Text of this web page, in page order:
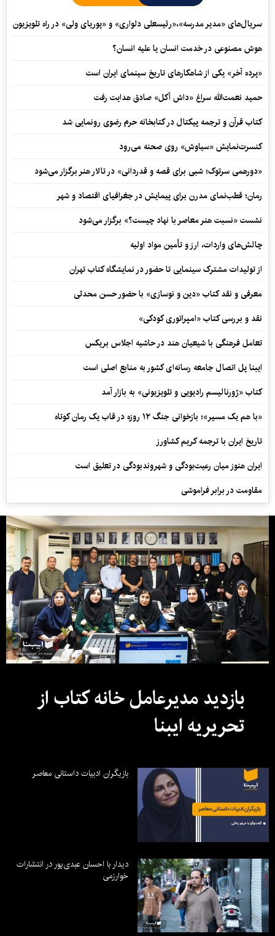
سریال‌های «مدیر مدرسه»،«رئیسعلی دلواری» و «پوریای ولی» در راه تلویزیون
هوش مصنوعی در خدمت انسان یا علیه انسان؟
«پرده آخر» یکی از شاهکارهای تاریخ سینمای ایران است
حمید نعمت‌‏الله سراغ «داش آکل» صادق هدایت رفت
کتاب قرآن و ترجمه پیکتال در کتابخانه حرم رضوی رونمایی شد
کنسرت‌نمایش «سیاوش» روی صحنه می‌رود
«دورهمی سرتوک؛ شبی برای قصه و قدردانی» در تالار هنر برگزار می‌شود
رمان؛ قطب‌نمای مدرن برای پیمایش در جغرافیای اقتصاد و شهر
نشست «نسبت هنر معاصر با نهاد چیست؟» برگزار می‌شود
چالش‌های واردات، ارز و تأمین مواد اولیه
از تولیدات مشترک سینمایی تا حضور در نمایشگاه کتاب تهران
معرفی و نقد کتاب «دین و نوسازی» با حضور حسن محدثی
نقد و بررسی کتاب «امپراتوری کودکی»
تعامل فرهنگی با شیعیان هند در حاشیه اجلاس بریکس
ایبنا پل اتصال جامعه رسانه‌ای کشور به منابع اصلی است
کتاب «ژورنالیسم رادیویی و تلویزیونی» به بازار آمد
«با هم یک مسیر»؛ بازخوانی جنگ ۱۲ روزه در قاب یک رمان کوتاه
تاریخ ایران با ترجمه کریم کشاورز
ایران هنوز میان رعیت‌بودگی و شهروندبودگی در تعلیق است
مقاومت در برابر فراموشی
بازدید مدیرعامل خانه کتاب از
تحریریه ایبنا
بازیگران ادبیات داستانی معاصر
دیدار با احسان عبدی‌پور در انتشارات
خوارزمی